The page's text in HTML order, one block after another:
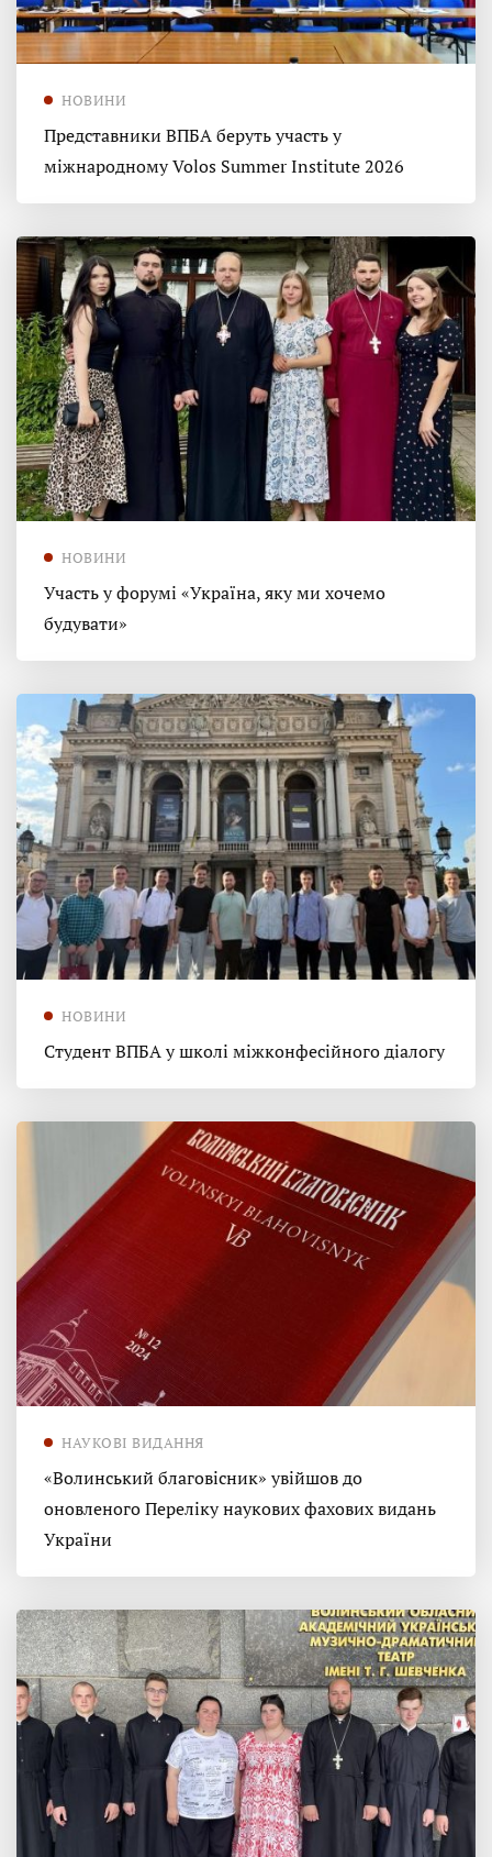
НОВИНИ
Представники ВПБА беруть участь у
міжнародному Volos Summer Institute 2026
НОВИНИ
Участь у форумі «Україна, яку ми хочемо
будувати»
НОВИНИ
Студент ВПБА у школі міжконфесійного діалогу
НАУКОВІ ВИДАННЯ
«Волинський благовісник» увійшов до
оновленого Переліку наукових фахових видань
України